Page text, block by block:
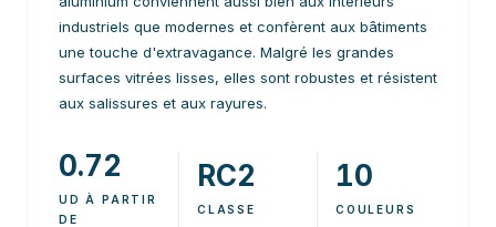
industriels que modernes et confèrent aux bâtiments
une touche d'extravagance. Malgré les grandes
surfaces vitrées lisses, elles sont robustes et résistent
aux salissures et aux rayures.
0.72
UD À PARTIR
DE
RC2
CLASSE
10
COULEURS